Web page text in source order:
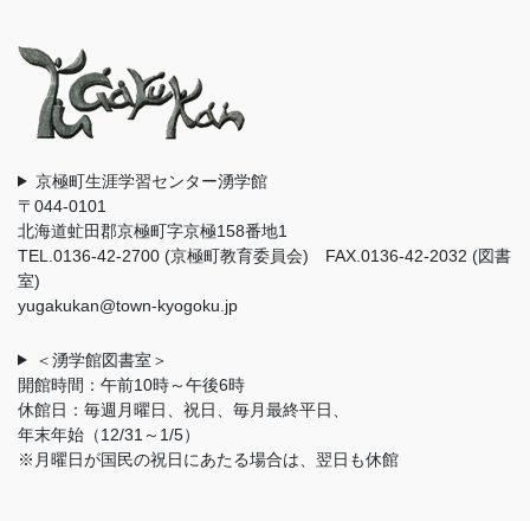
京極町生涯学習センター湧学館
〒044-0101
北海道虻田郡京極町字京極158番地1
TEL.0136-42-2700 (京極町教育委員会) FAX.0136-42-2032 (図書
室)
yugakukan@town-kyogoku.jp
＜湧学館図書室＞
開館時間：午前10時～午後6時
休館日：毎週月曜日、祝日、毎月最終平日、
年末年始（12/31～1/5）
※月曜日が国民の祝日にあたる場合は、翌日も休館